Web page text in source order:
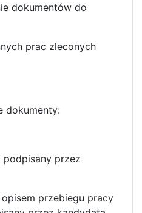
dokumentów do
prac zleconych
przez
opisem przebiegu pracy